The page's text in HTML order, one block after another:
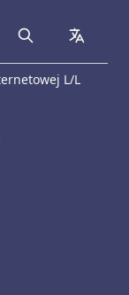
Search
L/L